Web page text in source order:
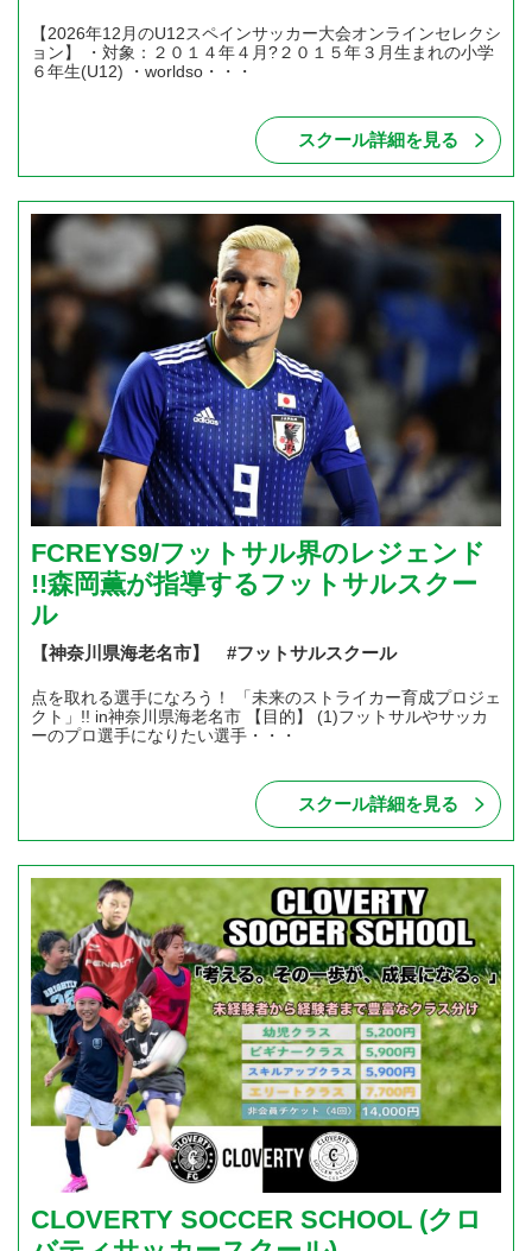
【2026年12月のU12スペインサッカー大会オンラインセレクシ
ョン】 ・対象：２０１４年４月?２０１５年３月生まれの小学
６年生(U12) ・worldso・・・
スクール詳細を見る
FCREYS9/フットサル界のレジェンド
!!森岡薫が指導するフットサルスクー
ル
【神奈川県海老名市】 #フットサルスクール
点を取れる選手になろう！ 「未来のストライカー育成プロジェ
クト」!! in神奈川県海老名市 【目的】 (1)フットサルやサッカ
ーのプロ選手になりたい選手・・・
スクール詳細を見る
CLOVERTY SOCCER SCHOOL (クロ